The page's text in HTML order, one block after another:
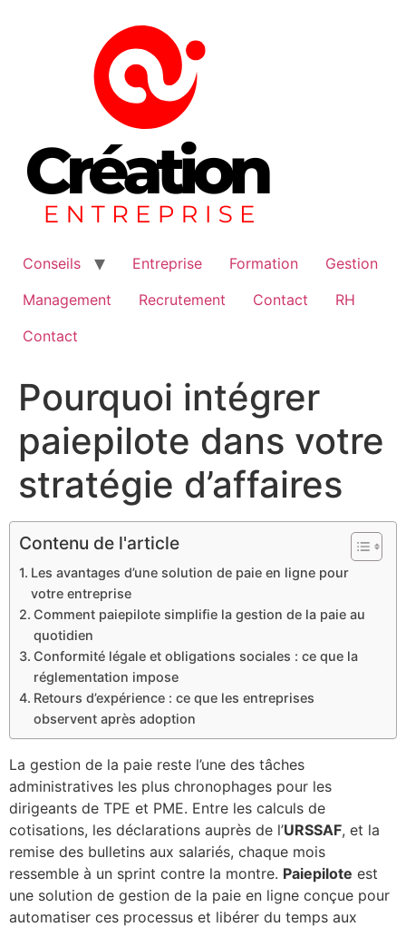
Conseils Entreprise Formation
Gestion
Management
Recrutement Contact
RH
Contact
Pourquoi intégrer
paiepilote dans votre
stratégie d’affaires
Contenu de l'article
Les avantages d’une solution de paie en ligne pour
votre entreprise
Comment paiepilote simplifie la gestion de la paie au
quotidien
Conformité légale et obligations sociales : ce que la
réglementation impose
Retours d’expérience : ce que les entreprises
observent après adoption
La gestion de la paie reste l’une des tâches
administratives les plus chronophages pour les
dirigeants de TPE et PME. Entre les calculs de
cotisations, les déclarations auprès de l’URSSAF, et la
remise des bulletins aux salariés, chaque mois
ressemble à un sprint contre la montre. Paiepilote est
une solution de gestion de la paie en ligne conçue pour
automatiser ces processus et libérer du temps aux